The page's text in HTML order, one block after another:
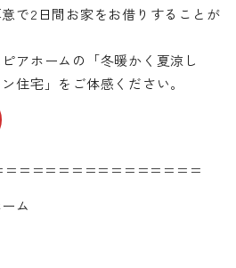
で2日間お家をお借りすることが
アホームの「冬暖かく夏涼し
住宅」をご体感ください。
ム